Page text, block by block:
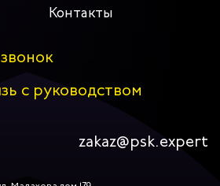
Контакты
с руководством
zakaz@psk.expert